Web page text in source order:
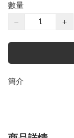
數量
−
+
簡介